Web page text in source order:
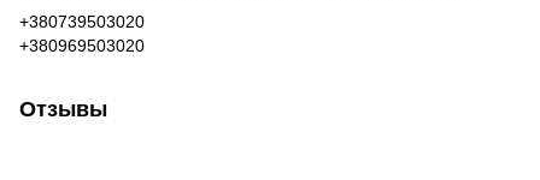
+380739503020
+380969503020
Отзывы